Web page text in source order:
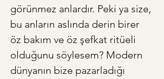
görünmez anlardır. Peki ya size,
bu anların aslında derin birer
öz bakım ve öz şefkat ritüeli
olduğunu söylesem? Modern
dünyanın bize pazarladığı